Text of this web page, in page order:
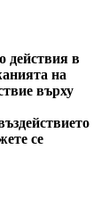
действия в
на
върху
се